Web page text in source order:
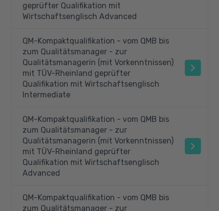
geprüfter Qualifikation mit
Wirtschaftsenglisch Advanced
QM-Kompaktqualifikation - vom QMB bis
zum Qualitätsmanager - zur
Qualitätsmanagerin (mit Vorkenntnissen)
mit TÜV-Rheinland geprüfter
Qualifikation mit Wirtschaftsenglisch
Intermediate
QM-Kompaktqualifikation - vom QMB bis
zum Qualitätsmanager - zur
Qualitätsmanagerin (mit Vorkenntnissen)
mit TÜV-Rheinland geprüfter
Qualifikation mit Wirtschaftsenglisch
Advanced
QM-Kompaktqualifikation - vom QMB bis
zum Qualitätsmanager - zur